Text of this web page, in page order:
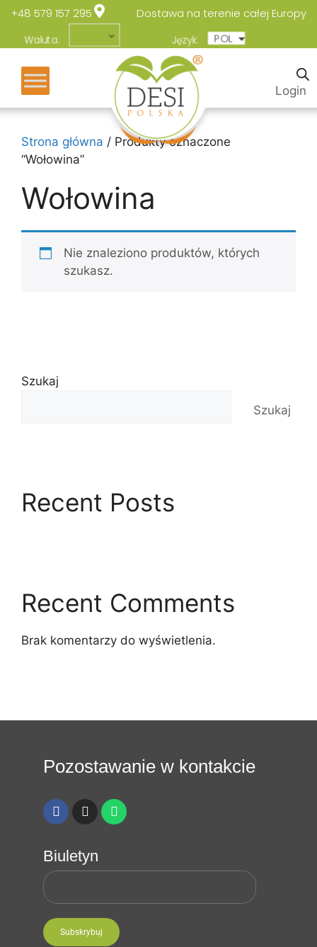
+48 579 157 295 Dostawa na terenie całej Europy
Waluta: Język: POL
ENG
Login
Strona główna / Produkty oznaczone
“Wołowina”
Wołowina
Nie znaleziono produktów, których
szukasz.
Szukaj
Szukaj
Recent Posts
Recent Comments
Brak komentarzy do wyświetlenia.
Pozostawanie w kontakcie
Biuletyn
Subskrybuj